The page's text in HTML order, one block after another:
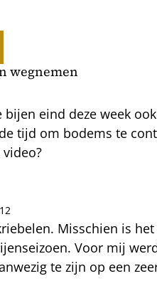
wegnemen
eind deze week
tijd om bodems te
Misschien is
Voor mij
te zijn op een